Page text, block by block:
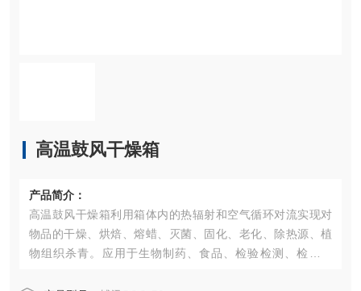
高温鼓风干燥箱
产品简介：
高温鼓风干燥箱利用箱体内的热辐射和空气循环对流实现对
物品的干燥、烘焙、熔蜡、灭菌、固化、老化、除热源、植
物组织杀青。应用于生物制药、食品、检验检测、检验检